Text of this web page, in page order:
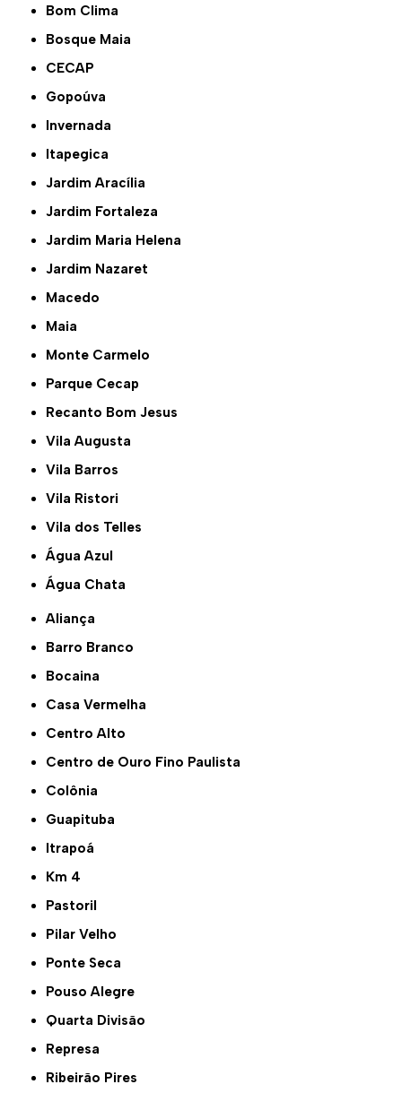
Bom Clima
Bosque Maia
CECAP
Gopoúva
Invernada
Itapegica
Jardim Aracília
Jardim Fortaleza
Jardim Maria Helena
Jardim Nazaret
Macedo
Maia
Monte Carmelo
Parque Cecap
Recanto Bom Jesus
Vila Augusta
Vila Barros
Vila Ristori
Vila dos Telles
Água Azul
Água Chata
Aliança
Barro Branco
Bocaina
Casa Vermelha
Centro Alto
Centro de Ouro Fino Paulista
Colônia
Guapituba
Itrapoá
Km 4
Pastoril
Pilar Velho
Ponte Seca
Pouso Alegre
Quarta Divisão
Represa
Ribeirão Pires